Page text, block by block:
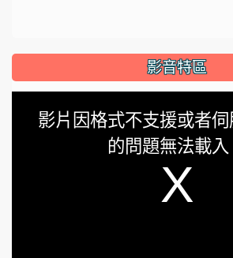
影音特區
影片因格式不支援或者
的問題無法載入